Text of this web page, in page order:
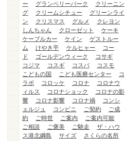
ー
グランベリーパーク
クリーニン
グ
クリームシチュー
グリーンライ
ン
クリスマス グルメ
クレヨン
しんちゃん
クローゼット
ケーキ
ケーブルカー
ケイン
ゲストルー
ム
けやき平 ケルヒャー
コー
ド
ゴールデンウィーク
コサギ
コジマ
コスギ コスパ
コスモ
こどもの国
こども医療センター
コ
ラボ
コロッケ コロナ
コロナウ
ィルス
コロナショック
コロナの影
響
コロナ影響 コロナ禍
コンシ
ェルジュ
コンビニ ご契約
ご成
約
ご時世 ご案内
ご案内可能
ご相談
ご褒美 ご馳走
ザ・ハウ
ス港北綱島
サイズ
さくらの名所